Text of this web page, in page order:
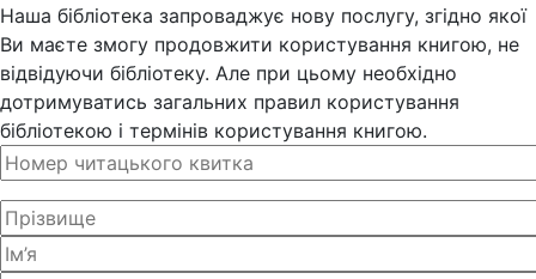
Наша бібліотека запроваджує нову послугу, згідно якої
Ви маєте змогу продовжити користування книгою, не
відвідуючи бібліотеку. Але при цьому необхідно
дотримуватись загальних правил користування
бібліотекою і термінів користування книгою.